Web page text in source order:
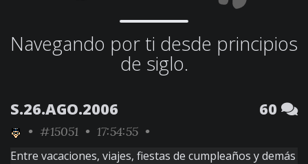
Navegando por ti desde principios
de siglo.
S.26.AGO.2006 60
• #15051 • 17:54:55 •
Entre vacaciones, viajes, fiestas de cumpleaños y demás